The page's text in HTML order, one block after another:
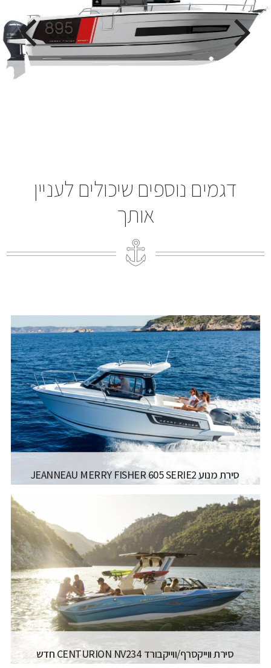
דגמים נוספים שיכולים לעניין
אותך
סירת מנוע JEANNEAU MERRY FISHER 605 SERIE2
יצרן ודגם:
FISHER 605 SERIE2
רישיון משיט:
רישיון עוצמה א' (משיט 12)
אורך כללי:
5.66M / 18.7FT
2.44M / 8FT
דגם מנוע:
115 HP
קרא עוד...
סירת ווייקסרף/ווייקבורד CENTURION NV234 חדש